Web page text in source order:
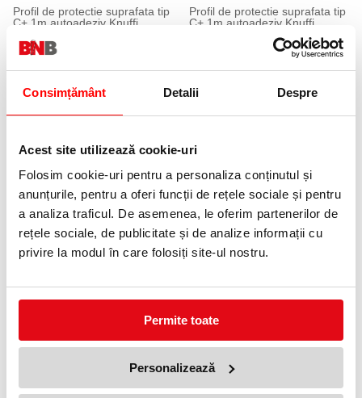
Consimțământ Detalii Despre
Acest site utilizează cookie-uri
Folosim cookie-uri pentru a personaliza conținutul și
anunțurile, pentru a oferi funcții de rețele sociale și pentru
a analiza traficul. De asemenea, le oferim partenerilor de
rețele sociale, de publicitate și de analize informații cu
privire la modul în care folosiți site-ul nostru.
Permite toate
Personalizează
Profil de protectie suprafata tip
C+ 1m autoadeziv Knuffi
293,99 lei
Profil de protectie suprafata tip
C+ 1m autoadeziv Knuffi
(pret cu TVA)
Profil de protectie margine tip E
5m autoadeziv, Knuffi
937,99 lei(pret cu TVA)
Profil de protectie tip E 1m
autoadeziv, Knuffi
189,99 lei(pret cu TVA)